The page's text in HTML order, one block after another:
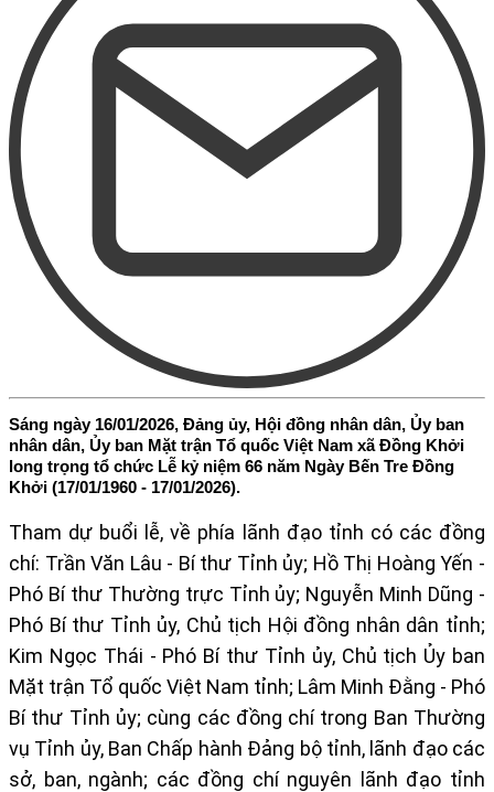
Sáng ngày 16/01/2026, Đảng ủy, Hội đồng nhân dân, Ủy ban
nhân dân, Ủy ban Mặt trận Tổ quốc Việt Nam xã Đồng Khởi
long trọng tổ chức Lễ kỷ niệm 66 năm Ngày Bến Tre Đồng
Khởi (17/01/1960 - 17/01/2026).
Tham dự buổi lễ, về phía lãnh đạo tỉnh có các đồng
chí: Trần Văn Lâu - Bí thư Tỉnh ủy; Hồ Thị Hoàng Yến -
Phó Bí thư Thường trực Tỉnh ủy; Nguyễn Minh Dũng -
Phó Bí thư Tỉnh ủy, Chủ tịch Hội đồng nhân dân tỉnh;
Kim Ngọc Thái - Phó Bí thư Tỉnh ủy, Chủ tịch Ủy ban
Mặt trận Tổ quốc Việt Nam tỉnh; Lâm Minh Đằng - Phó
Bí thư Tỉnh ủy; cùng các đồng chí trong Ban Thường
vụ Tỉnh ủy, Ban Chấp hành Đảng bộ tỉnh, lãnh đạo các
sở, ban, ngành; các đồng chí nguyên lãnh đạo tỉnh